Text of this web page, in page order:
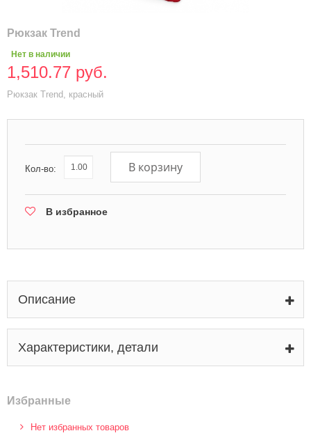
Рюкзак Trend
Нет в наличии
1,510.77 руб.
Рюкзак Trend, красный
Кол-во: В корзину
В избранное
Описание
Характеристики, детали
Избранные
Нет избранных товаров